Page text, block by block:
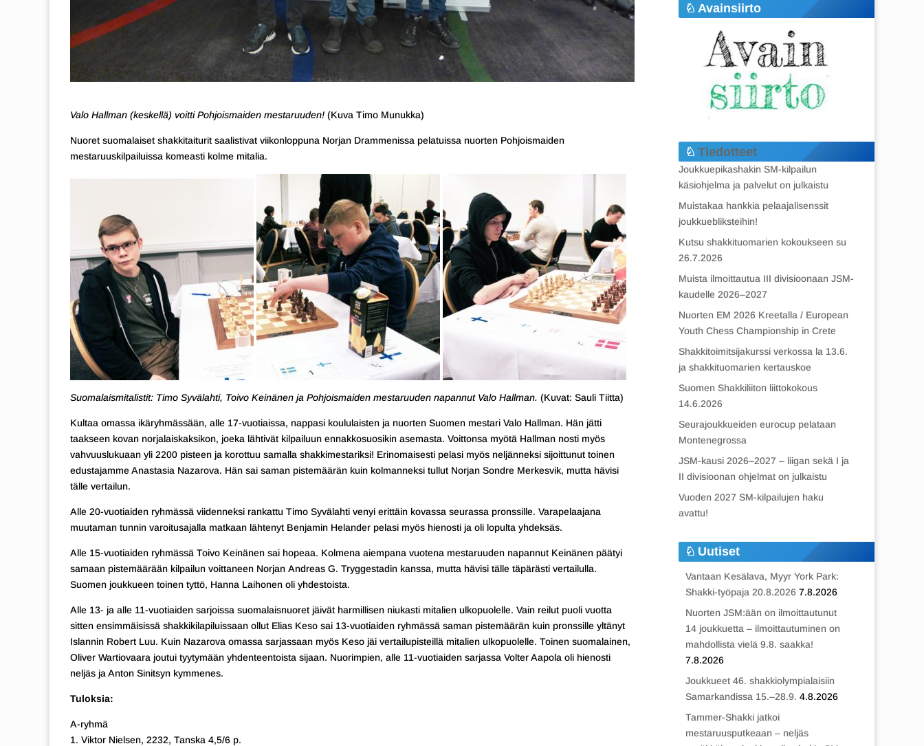
Valo Hallman (keskellä) voitti Pohjoismaiden mestaruuden! (Kuva Timo Munukka)
Nuoret suomalaiset shakkitaiturit saalistivat viikonloppuna Norjan Drammenissa pelatuissa nuorten Pohjoismaiden
mestaruuskilpailuissa komeasti kolme mitalia.
Suomalaismitalistit: Timo Syvälahti, Toivo Keinänen ja Pohjoismaiden mestaruuden napannut Valo Hallman. (Kuvat: Sauli Tiitta)
Kultaa omassa ikäryhmässään, alle 17-vuotiaissa, nappasi koululaisten ja nuorten Suomen mestari Valo Hallman. Hän jätti
taakseen kovan norjalaiskaksikon, joeka lähtivät kilpailuun ennakkosuosikin asemasta. Voittonsa myötä Hallman nosti myös
vahvuuslukuaan yli 2200 pisteen ja korottuu samalla shakkimestariksi! Erinomaisesti pelasi myös neljänneksi sijoittunut toinen
edustajamme Anastasia Nazarova. Hän sai saman pistemäärän kuin kolmanneksi tullut Norjan Sondre Merkesvik, mutta hävisi
tälle vertailun.
Alle 20-vuotiaiden ryhmässä viidenneksi rankattu Timo Syvälahti venyi erittäin kovassa seurassa pronssille. Varapelaajana
muutaman tunnin varoitusajalla matkaan lähtenyt Benjamin Helander pelasi myös hienosti ja oli lopulta yhdeksäs.
Alle 15-vuotiaiden ryhmässä Toivo Keinänen sai hopeaa. Kolmena aiempana vuotena mestaruuden napannut Keinänen päätyi
samaan pistemäärään kilpailun voittaneen Norjan Andreas G. Tryggestadin kanssa, mutta hävisi tälle täpärästi vertailulla.
Suomen joukkueen toinen tyttö, Hanna Laihonen oli yhdestoista.
Alle 13- ja alle 11-vuotiaiden sarjoissa suomalaisnuoret jäivät harmillisen niukasti mitalien ulkopuolelle. Vain reilut puoli vuotta
sitten ensimmäisissä shakkikilapiluissaan ollut Elias Keso sai 13-vuotiaiden ryhmässä saman pistemäärän kuin pronssille yltänyt
Islannin Robert Luu. Kuin Nazarova omassa sarjassaan myös Keso jäi vertailupisteillä mitalien ulkopuolelle. Toinen suomalainen,
Oliver Wartiovaara joutui tyytymään yhdenteentoista sijaan. Nuorimpien, alle 11-vuotiaiden sarjassa Volter Aapola oli hienosti
neljäs ja Anton Sinitsyn kymmenes.
Tuloksia:
A-ryhmä
1. Viktor Nielsen, 2232, Tanska 4,5/6 p.
Avainsiirto
Tiedotteet
Joukkuepikashakin SM-kilpailun
käsiohjelma ja palvelut on julkaistu
Muistakaa hankkia pelaajalisenssit
joukkuebliksteihin!
Kutsu shakkituomarien kokoukseen su
26.7.2026
Muista ilmoittautua III divisioonaan JSM-
kaudelle 2026–2027
Nuorten EM 2026 Kreetalla / European
Youth Chess Championship in Crete
Shakkitoimitsijakurssi verkossa la 13.6.
ja shakkituomarien kertauskoe
Suomen Shakkiliiton liittokokous
14.6.2026
Seurajoukkueiden eurocup pelataan
Montenegrossa
JSM-kausi 2026–2027 – liigan sekä I ja
II divisioonan ohjelmat on julkaistu
Vuoden 2027 SM-kilpailujen haku
avattu!
Uutiset
Vantaan Kesälava, Myyr York Park:
Shakki-työpaja 20.8.2026 7.8.2026
Nuorten JSM:ään on ilmoittautunut
14 joukkuetta – ilmoittautuminen on
mahdollista vielä 9.8. saakka!
7.8.2026
Joukkueet 46. shakkiolympialaisiin
Samarkandissa 15.–28.9. 4.8.2026
Tammer-Shakki jatkoi
mestaruusputkeaan – neljäs